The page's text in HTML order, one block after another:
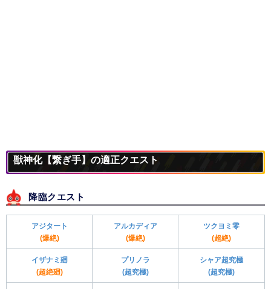
獣神化【繋ぎ手】の適正クエスト
降臨クエスト
アジタート
(爆絶)
アルカディア
(爆絶)
ツクヨミ零
(超絶)
イザナミ廻
(超絶廻)
プリノラ
(超究極)
シャア超究極
(超究極)